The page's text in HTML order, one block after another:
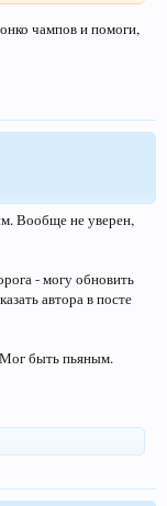
чампов и помоги,
Вообще не уверен,
- могу обновить
автора в посте
быть пьяным.